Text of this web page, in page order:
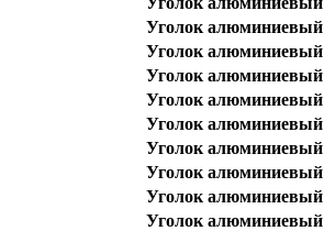
Уголок алюминиевый
Уголок алюминиевый
Уголок алюминиевый
Уголок алюминиевый
Уголок алюминиевый
Уголок алюминиевый
Уголок алюминиевый
Уголок алюминиевый
Уголок алюминиевый